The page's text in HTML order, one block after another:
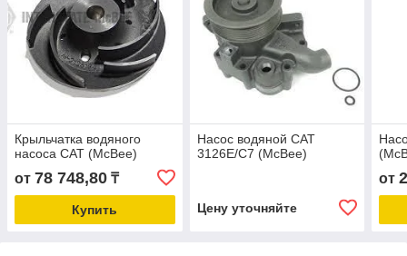
Крыльчатка водяного
насоса CAT (McBee)
от 78 748,80 ₸
Купить
Насос водяной CAT
3126E/C7 (McBee)
Цену уточняйте
от